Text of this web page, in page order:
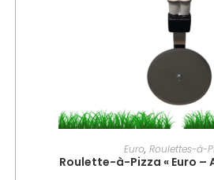
AJOUTER AU
Euro, Roulettes-à-
Roulette-à-Pizza « Euro –